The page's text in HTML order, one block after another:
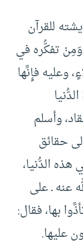
للقرآن
تفكُّره في
وعليه فإِنَّها
وأسلم
حقائق
الدُّنيا،
عنه ـ على
بها، فقال:
عليها.